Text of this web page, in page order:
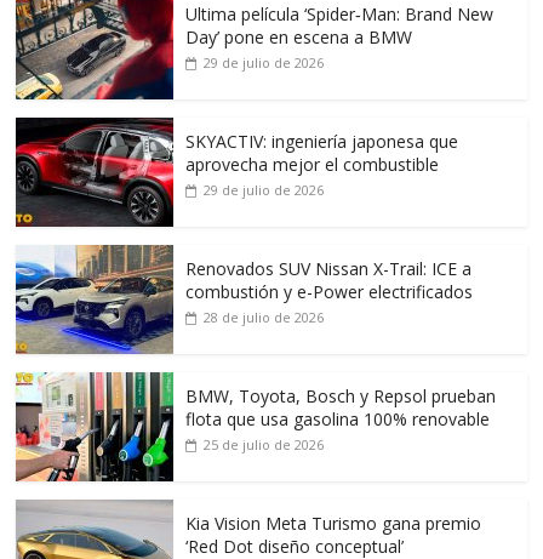
Ultima película ‘Spider‑Man: Brand New
Day’ pone en escena a BMW
29 de julio de 2026
SKYACTIV: ingeniería japonesa que
aprovecha mejor el combustible
29 de julio de 2026
Renovados SUV Nissan X-Trail: ICE a
combustión y e-Power electrificados
28 de julio de 2026
BMW, Toyota, Bosch y Repsol prueban
flota que usa gasolina 100% renovable
25 de julio de 2026
Kia Vision Meta Turismo gana premio
‘Red Dot diseño conceptual’